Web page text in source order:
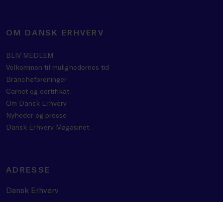
OM DANSK ERHVERV
BLIV MEDLEM
Velkommen til mulighedernes tid
Brancheforeninger
Carnet og certifikat
Om Dansk Erhverv
Nyheder og presse
Dansk Erhverv Magasinet
ADRESSE
Dansk Erhverv